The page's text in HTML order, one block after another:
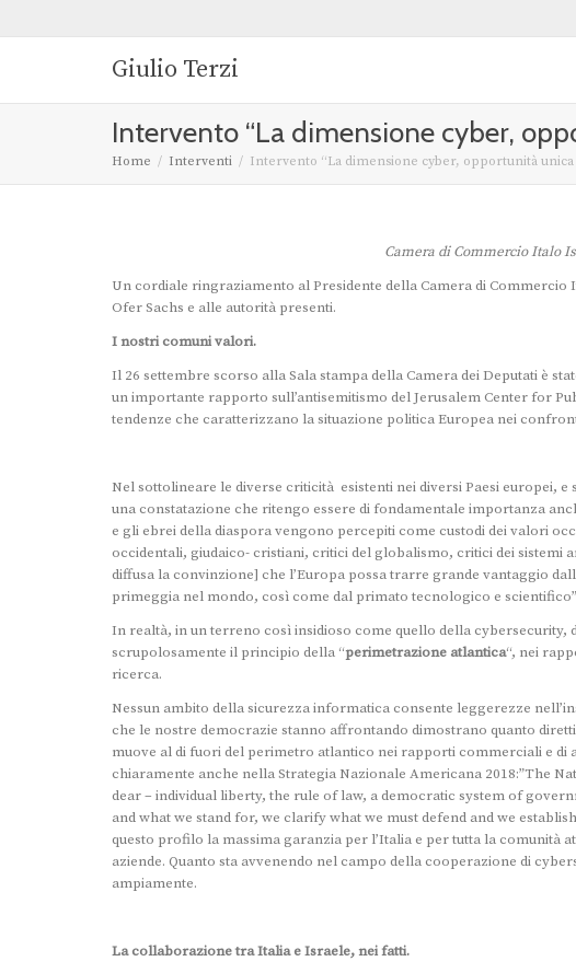
Giulio Terzi
Intervento “La dimensione cyber,
Home Interventi Intervento “La dimensione cyber, opportunità unica
Camera di Commercio Italo
Un cordiale ringraziamento al Presidente della Camera di
Ofer Sachs e alle autorità presenti.
I nostri comuni valori.
Il 26 settembre scorso alla Sala stampa della Camera dei Deputati è
un importante rapporto sull’antisemitismo del Jerusalem Center for
tendenze che caratterizzano la situazione politica Europea nei
Nel sottolineare le diverse criticità esistenti nei diversi Paesi europei,
una constatazione che ritengo essere di fondamentale importanza
e gli ebrei della diaspora vengono percepiti come custodi dei valori
occidentali, giudaico- cristiani, critici del globalismo, critici dei
diffusa la convinzione] che l’Europa possa trarre grande vantaggio
primeggia nel mondo, così come dal primato tecnologico e
In realtà, in un terreno così insidioso come quello della cybersecurity,
scrupolosamente il principio della “perimetrazione atlantica“, nei
ricerca.
Nessun ambito della sicurezza informatica consente leggerezze
che le nostre democrazie stanno affrontando dimostrano quanto
muove al di fuori del perimetro atlantico nei rapporti commerciali e di
chiaramente anche nella Strategia Nazionale Americana 2018:”The
dear – individual liberty, the rule of law, a democratic system of
and what we stand for, we clarify what we must defend and we
questo profilo la massima garanzia per l’Italia e per tutta la
aziende. Quanto sta avvenendo nel campo della cooperazione di
ampiamente.
La collaborazione tra Italia e Israele, nei fatti.